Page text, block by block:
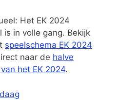
Het EK 2024
is in volle gang. Bekijk
speelschema EK 2024
naar de halve
het EK 2024.